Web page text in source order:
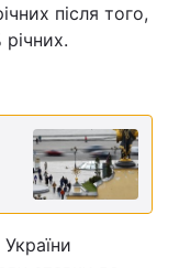
після того,
річних.